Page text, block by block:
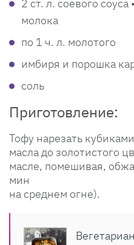
2 ст. л. соевого
молока
по 1 ч. л. молотого
имбиря и порошка
соль
Приготовление:
Тофу нарезать
масла до золотистого
масле, помешивая,
мин
на среднем огне).